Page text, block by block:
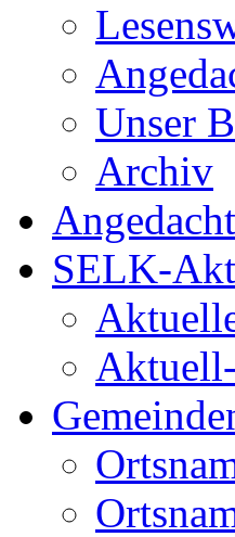
Unser
Archiv
Angedacht
SELK-